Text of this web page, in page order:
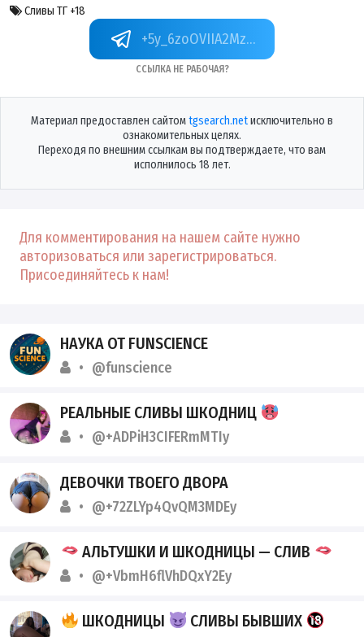
Сливы ТГ +18
+5y_6zoOVIIA2MzZi
Ссылка не рабочая?
Материал предоставлен сайтомtgsearch.netисключительно в
ознакомительных целях.
Переходя по внешним ссылкам вы подтверждаете, что вам
исполнилось 18 лет.
Для комментирования на нашем сайте нужно
авторизоваться или зарегистрироваться.
Присоединяйтесь к нам!
НАУКА ОТ FUNSCIENCE
@funscience
РЕАЛЬНЫЕ СЛИВЫ ШКОДНИЦ
@+ADPiH3CIFERmMTIy
ДЕВОЧКИ ТВОЕГО ДВОРА
@+72ZLYp4QvQM3MDEy
АЛЬТУШКИ И ШКОДНИЦЫ — СЛИВ
@+VbmH6flVhDQxY2Ey
ШКОДНИЦЫ СЛИВЫ БЫВШИХ